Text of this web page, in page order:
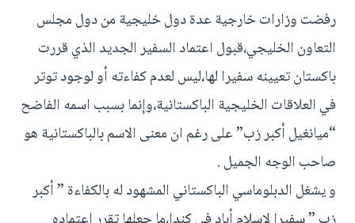
رفضت وزارات خارجية عدة دول خليجية من دول مجلس
التعاون الخليجي،قبول اعتماد السفير الجديد الذي قررت
باكستان تعيينه سفيرا لها،ليس لعدم كفاءته أو لوجود توتر
في العلاقات الخليجية الباكستانية،وإنما بسبب اسمه الفاضح
“ميانغيل أكبر زب” على رغم ان معنى الاسم بالباكستانية هو
صاحب الوجه الجميل .
و يشغل الدبلوماسي الباكستاني المشهود له بالكفاءة ” أكبر